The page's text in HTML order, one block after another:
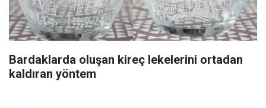
Bardaklarda oluşan kireç lekelerini ortadan
kaldıran yöntem